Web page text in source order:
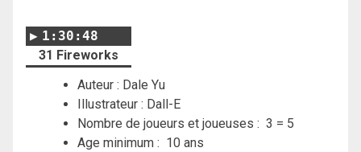
1:30:48
31 Fireworks
Auteur : Dale Yu
Illustrateur : Dall-E
Nombre de joueurs et joueuses : 3 = 5
Age minimum : 10 ans